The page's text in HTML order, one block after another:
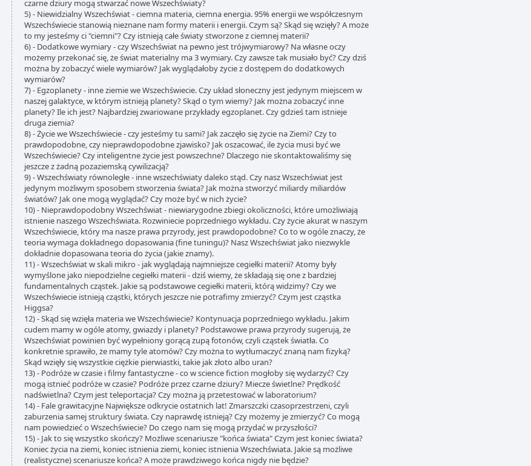
czarne dziury mogą stwarzać nowe Wszechświaty?
5) - Niewidzialny Wszechświat - ciemna materia, ciemna energia. 95% energii we współczesnym
Wszechświecie stanowią nieznane nam formy materii i energii. Czym są? Skąd się wzięły? A może
to my jesteśmy ci "ciemni"? Czy istnieją całe światy stworzone z ciemnej materii?
6) - Dodatkowe wymiary - czy Wszechświat na pewno jest trójwymiarowy? Na własne oczy
możemy przekonać się, że świat materialny ma 3 wymiary. Czy zawsze tak musiało być? Czy dziś
można by zobaczyć wiele wymiarów? Jak wyglądałoby życie z dostępem do dodatkowych
wymiarów?
7) - Egzoplanety - inne ziemie we Wszechświecie. Czy układ słoneczny jest jedynym miejscem w
naszej galaktyce, w którym istnieją planety? Skąd o tym wiemy? Jak można zobaczyć inne
planety? Ile ich jest? Najbardziej zwariowane przykłady egzoplanet. Czy gdzieś tam istnieje
druga ziemia?
8) - Życie we Wszechświecie - czy jesteśmy tu sami? Jak zaczęło się życie na Ziemi? Czy to
prawdopodobne, czy nieprawdopodobne zjawisko? Jak oszacować, ile życia musi być we
Wszechświecie? Czy inteligentne życie jest powszechne? Dlaczego nie skontaktowaliśmy się
jeszcze z żadną pozaziemską cywilizacją?
9) - Wszechświaty równoległe - inne wszechświaty daleko stąd. Czy nasz Wszechświat jest
jedynym możliwym sposobem stworzenia świata? Jak można stworzyć miliardy miliardów
światów? Jak one mogą wyglądać? Czy może być w nich życie?
10) - Nieprawdopodobny Wszechświat - niewiarygodne zbiegi okoliczności, które umożliwiają
istnienie naszego Wszechświata. Rozwiniecie poprzedniego wykładu. Czy życie akurat w naszym
Wszechświecie, który ma nasze prawa przyrody, jest prawdopodobne? Co to w ogóle znaczy, że
teoria wymaga dokładnego dopasowania (fine tuningu)? Nasz Wszechświat jako niezwykle
dokładnie dopasowana teoria do życia (jakie znamy).
11) - Wszechświat w skali mikro - jak wyglądają najmniejsze cegiełki materii? Atomy były
wymyślone jako niepodzielne cegiełki materii - dziś wiemy, że składają się one z bardziej
fundamentalnych cząstek. Jakie są podstawowe cegiełki materii, którą widzimy? Czy we
Wszechświecie istnieją cząstki, których jeszcze nie potrafimy zmierzyć? Czym jest cząstka
Higgsa?
12) - Skąd się wzięła materia we Wszechświecie? Kontynuacja poprzedniego wykładu. Jakim
cudem mamy w ogóle atomy, gwiazdy i planety? Podstawowe prawa przyrody sugerują, że
Wszechświat powinien być wypełniony gorącą zupą fotonów, czyli cząstek światła. Co
konkretnie sprawiło, że mamy tyle atomów? Czy można to wytłumaczyć znaną nam fizyką?
Skąd wzięły się wszystkie ciężkie pierwiastki, takie jak złoto albo uran?
13) - Podróże w czasie i filmy fantastyczne - co w science fiction mogłoby się wydarzyć? Czy
mogą istnieć podróże w czasie? Podróże przez czarne dziury? Miecze świetlne? Prędkość
nadświetlna? Czym jest teleportacja? Czy można ją przetestować w laboratorium?
14) - Fale grawitacyjne Największe odkrycie ostatnich lat! Zmarszczki czasoprzestrzeni, czyli
zaburzenia samej struktury świata. Czy naprawdę istnieją? Czy możemy je zmierzyć? Co mogą
nam powiedzieć o Wszechświecie? Do czego nam się mogą przydać w przyszłości?
15) - Jak to się wszystko skończy? Możliwe scenariusze "końca świata" Czym jest koniec świata?
Koniec życia na ziemi, koniec istnienia ziemi, koniec istnienia Wszechświata. Jakie są możliwe
(realistyczne) scenariusze końca? A może prawdziwego końca nigdy nie będzie?